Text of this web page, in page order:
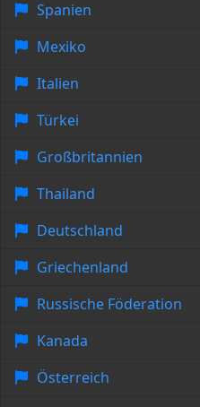
Spanien
Mexiko
Italien
Türkei
Großbritannien
Thailand
Deutschland
Griechenland
Russische Föderation
Kanada
Österreich